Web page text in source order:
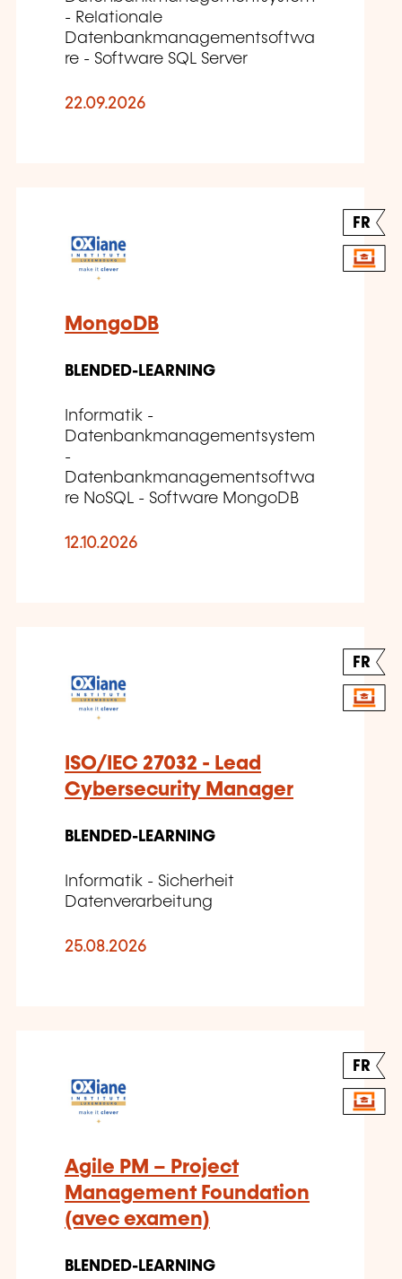
- Relationale
Datenbankmanagementsoftwa
re - Software SQL Server
22.09.2026
FR
MongoDB
BLENDED-LEARNING
Informatik -
Datenbankmanagementsystem
-
Datenbankmanagementsoftwa
re NoSQL - Software MongoDB
12.10.2026
FR
ISO/IEC 27032 - Lead
Cybersecurity Manager
BLENDED-LEARNING
Informatik - Sicherheit
Datenverarbeitung
25.08.2026
FR
Agile PM – Project
Management Foundation
(avec examen)
BLENDED-LEARNING